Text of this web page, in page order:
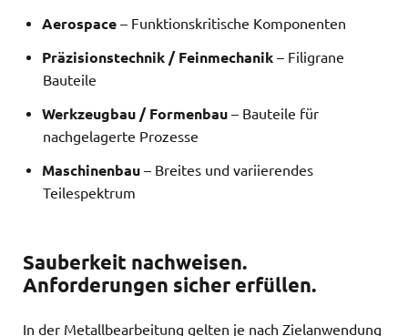
Aerospace– Funktionskritische Komponenten
Präzisionstechnik / Feinmechanik– Filigrane
Bauteile
Werkzeugbau / Formenbau– Bauteile für
nachgelagerte Prozesse
Maschinenbau– Breites und variierendes
Teilespektrum
Sauberkeit nachweisen.
Anforderungen sicher erfüllen.
In der Metallbearbeitung gelten je nach Zielanwendung